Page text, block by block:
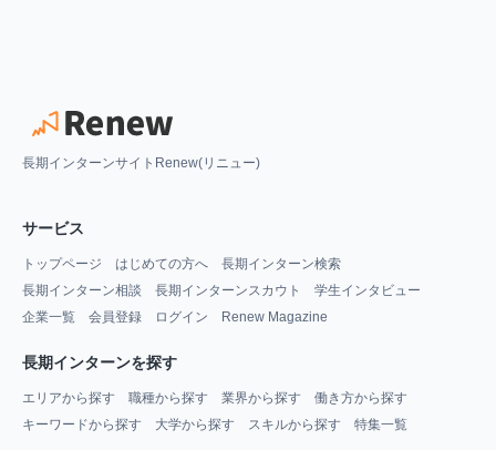
長期インターンサイトRenew(リニュー)
サービス
トップページ はじめての方へ
長期インターン検索
長期インターン相談
長期インターンスカウト
学生インタビュー
企業一覧
会員登録 ログイン Renew Magazine
長期インターンを探す
エリアから探す 職種から探す 業界から探す
働き方から探す
キーワードから探す
大学から探す スキルから探す 特集一覧